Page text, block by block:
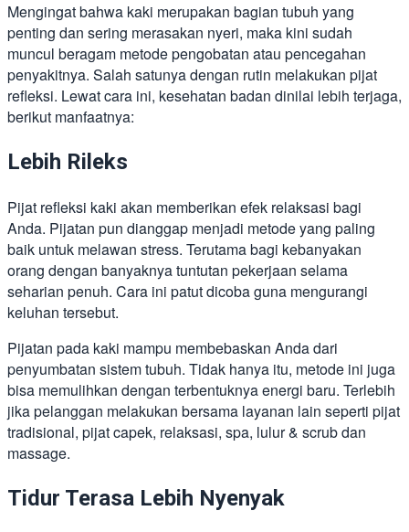
Mengingat bahwa kaki merupakan bagian tubuh yang
penting dan sering merasakan nyeri, maka kini sudah
muncul beragam metode pengobatan atau pencegahan
penyakitnya. Salah satunya dengan rutin melakukan pijat
refleksi. Lewat cara ini, kesehatan badan dinilai lebih terjaga,
berikut manfaatnya:
Lebih Rileks
Pijat refleksi kaki akan memberikan efek relaksasi bagi
Anda. Pijatan pun dianggap menjadi metode yang paling
baik untuk melawan stress. Terutama bagi kebanyakan
orang dengan banyaknya tuntutan pekerjaan selama
seharian penuh. Cara ini patut dicoba guna mengurangi
keluhan tersebut.
Pijatan pada kaki mampu membebaskan Anda dari
penyumbatan sistem tubuh. Tidak hanya itu, metode ini juga
bisa memulihkan dengan terbentuknya energi baru. Terlebih
jika pelanggan melakukan bersama layanan lain seperti pijat
tradisional, pijat capek, relaksasi, spa, lulur & scrub dan
massage.
Tidur Terasa Lebih Nyenyak